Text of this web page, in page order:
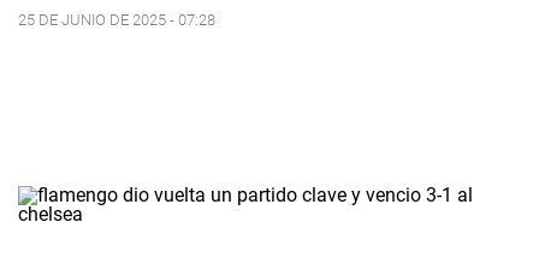
25 DE JUNIO DE 2025 - 07:28